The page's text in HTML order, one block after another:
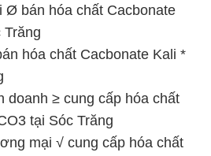
bán hóa chất Cacbonate
Trăng
hóa chất Cacbonate Kali *
doanh ≥ cung cấp hóa chất
tại Sóc Trăng
mại √ cung cấp hóa chất